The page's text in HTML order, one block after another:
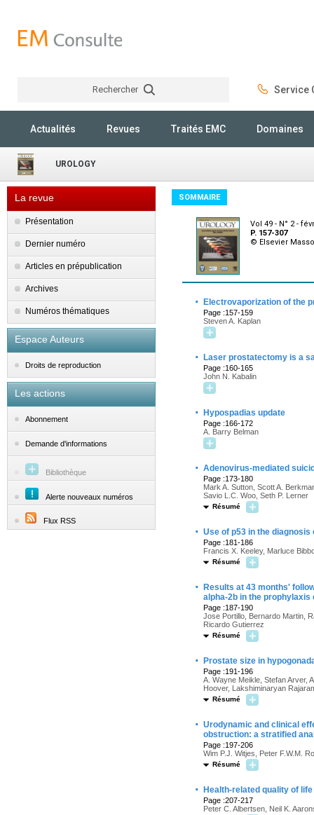
Rechercher Service
Actualités Revues Traités EMC Domaines
UROLOGY
La revue
Présentation
Dernier numéro
Articles en prépublication
Archives
Numéros thématiques
Espace Auteurs
Droits de reproduction
Les actions
Abonnement
Demande d'informations
Bibliothèque
Alerte nouveaux numéros
Flux RSS
SOMMAIRE
Vol 49 - N° 2 -
P. 157-307
© Elsevier
· Electrovaporization of the
Page :157-159
Steven A. Kaplan
· Laser prostatectomy is a
Page :160-165
John N. Kabalin
· Hypospadias update
Page :166-172
A. Barry Belman
· Adenovirus-mediated
Page :173-180
Mark A. Sutton, Scott A.
Savio L.C. Woo, Seth P. Lerner
Résumé
· Use of p53 in the
Page :181-186
Francis X. Keeley, Marluce
Résumé
·
Results at 43 months'
alpha-2b in the
Page :187-190
Jose Portillo, Bernardo Martin,
Ricardo Gutierrez
Résumé
· Prostate size in
Page :191-196
A. Wayne Meikle, Stefan Arver,
Hoover, Lakshiminaryan
Résumé
· Urodynamic and clinical
obstruction: a stratified
Page :197-206
Wim P.J. Witjes, Peter F.W.M.
Résumé
· Health-related quality of
Page :207-217
Peter C. Albertsen, Neil K.